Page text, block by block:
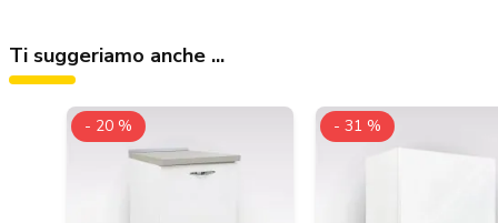
Ti suggeriamo anche ...
- 20 % - 31 %